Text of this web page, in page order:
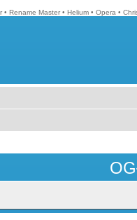
• Rename Master • Helium • Opera •